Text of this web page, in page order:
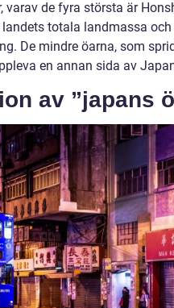
de fyra största är
totala landmassa
De mindre öarna, som
en annan sida av
av ”japans